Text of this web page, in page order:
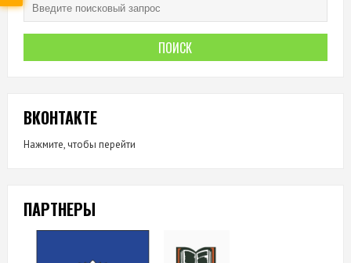
ВКОНТАКТЕ
Нажмите, чтобы перейти
ПАРТНЕРЫ